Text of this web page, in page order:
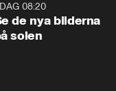
08:20
de nya bilderna
solen